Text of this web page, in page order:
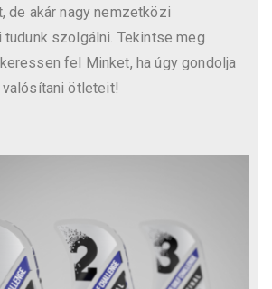
de akár nagy nemzetközi
szolgálni. Tekintse meg
fel Minket, ha úgy gondolja
ötleteit!